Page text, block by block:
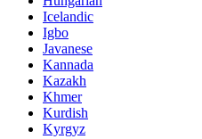
Icelandic
Igbo
Javanese
Kannada
Kazakh
Khmer
Kurdish
Kyrgyz